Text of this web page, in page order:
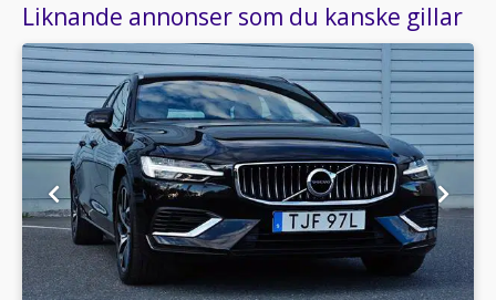
Liknande annonser som du kanske gillar